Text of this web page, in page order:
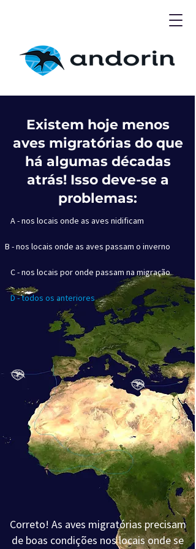
Correto! As aves migratórias precisam
de boas condições nos locais onde se
Existem hoje menos
aves migratórias do que
há algumas décadas
atrás! Isso deve-se a
problemas:
A - nos locais onde as aves nidificam
B - nos locais onde as aves passam o inverno
C - nos locais por onde passam na migração
D - todos os anteriores